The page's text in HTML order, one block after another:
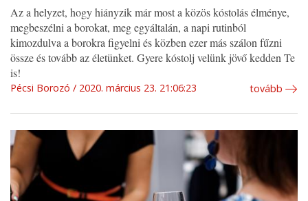
Az a helyzet, hogy hiányzik már most a közös kóstolás élménye,
megbeszélni a borokat, meg egyáltalán, a napi rutinból
kimozdulva a borokra figyelni és közben ezer más szálon fűzni
össze és tovább az életünket. Gyere kóstolj velünk jövő kedden Te
is!
Pécsi Borozó 2020. március 23. 21:06:23 tovább